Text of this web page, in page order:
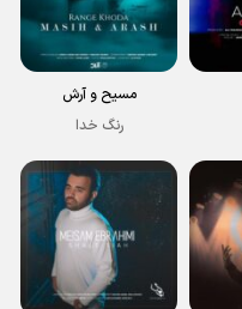
مسیح و آرش
رنگ خدا